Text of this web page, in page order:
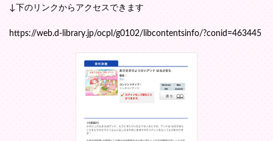
↓下のリンクからアクセスできます
https://web.d-library.jp/ocpl/g0102/libcontentsinfo/?conid=463445